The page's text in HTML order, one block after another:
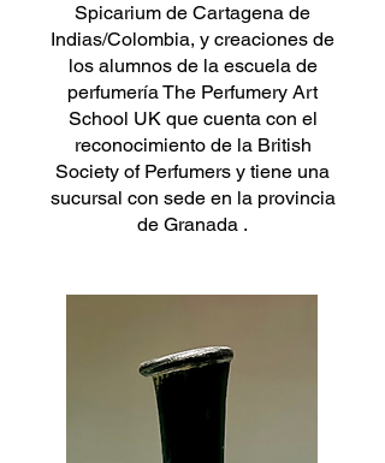
Spicarium de Cartagena de
Indias/Colombia, y creaciones de
los alumnos de la escuela de
perfumería The Perfumery Art
School UK que cuenta con el
reconocimiento de la British
Society of Perfumers y tiene una
sucursal con sede en la provincia
de Granada .